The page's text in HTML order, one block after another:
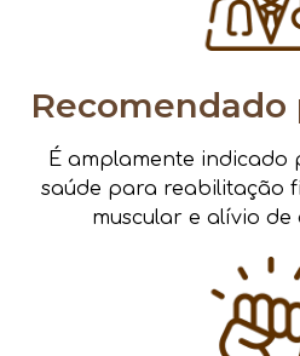
É amplamente indicado
saúde para reabilitação
muscular e alívio de